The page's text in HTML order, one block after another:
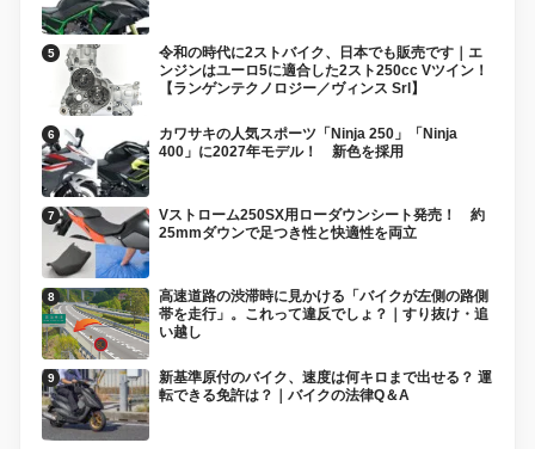
令和の時代に2ストバイク、日本でも販売です｜エ
ンジンはユーロ5に適合した2スト250cc Vツイン！
【ランゲンテクノロジー／ヴィンス Srl】
カワサキの人気スポーツ「Ninja 250」「Ninja
400」に2027年モデル！ 新色を採用
Vストローム250SX用ローダウンシート発売！ 約
25mmダウンで足つき性と快適性を両立
高速道路の渋滞時に見かける「バイクが左側の路側
帯を走行」。これって違反でしょ？｜すり抜け・追
い越し
新基準原付のバイク、速度は何キロまで出せる？ 運
転できる免許は？｜バイクの法律Q＆A